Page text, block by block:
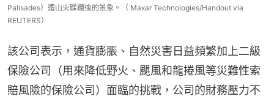
Palisades）遭山火蹂躪後的景象。（ Maxar Technologies/Handout via
REUTERS）
該公司表示，通貨膨脹、自然災害日益頻繁加上二級
保險公司（用來降低野火、颶風和龍捲風等災難性索
賠風險的保險公司）面臨的挑戰，公司的財務壓力不